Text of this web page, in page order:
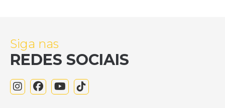
Siga nas
REDES SOCIAIS